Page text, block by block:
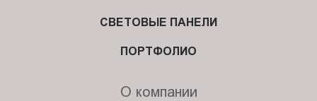
СВЕТОВЫЕ ПАНЕЛИ
ПОРТФОЛИО
О компании